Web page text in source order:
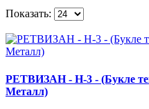
Показать:
РЕТВИЗАН - Н-3 - (Букле
Металл)